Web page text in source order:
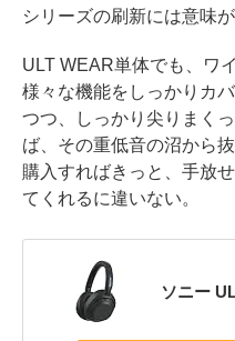
シリーズの刷新には意味
ULT WEAR単体でも、ワ
様々な機能をしっかりカ
つつ、しっかり尖りまく
ば、その重低音の沼から
購入すればきっと、手放
てくれるに違いない。
ソニー